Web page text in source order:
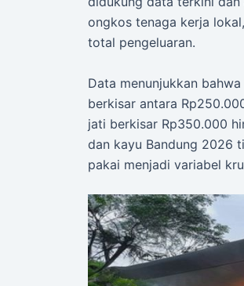
ongkos tenaga kerja
total pengeluaran.
Data menunjukkan
berkisar antara
jati berkisar Rp350.000
dan kayu Bandung 2026
pakai menjadi variabel